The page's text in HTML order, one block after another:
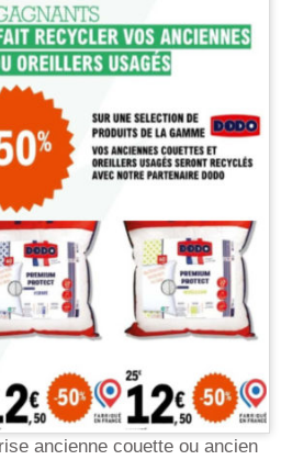
ancienne couette ou ancien